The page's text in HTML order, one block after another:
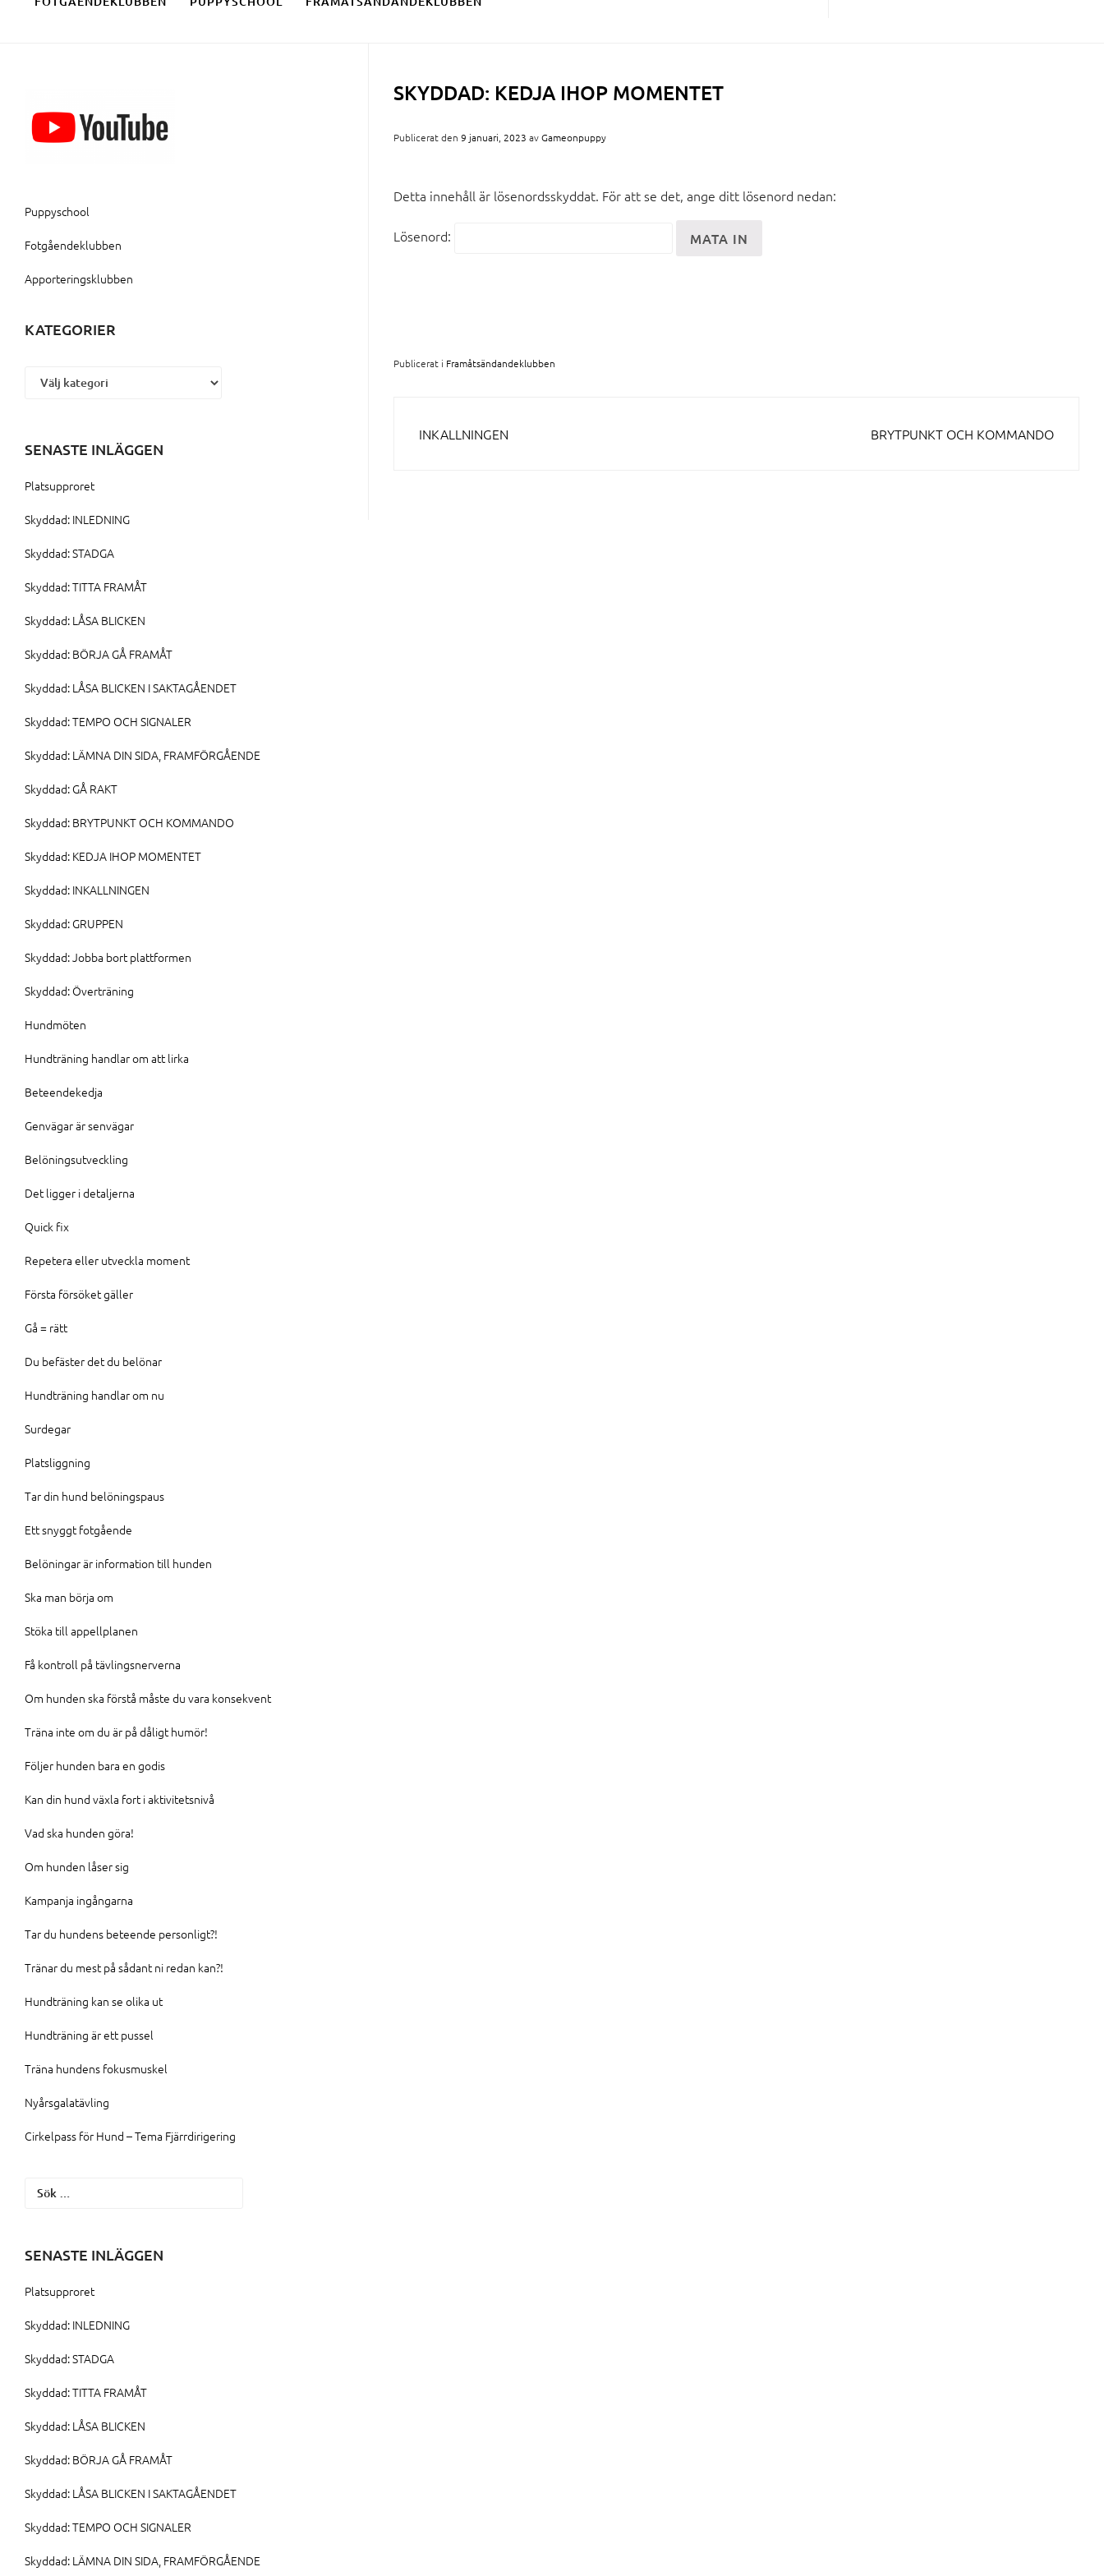
SKYDDAD: KEDJA IHOP MOMENTET
Publicerat den 9 januari, 2023 avGameonpuppy
Detta innehåll är lösenordsskyddat. För att se det, ange ditt lösenord nedan:
Lösenord:
Publicerat i Framåtsändandeklubben
INLÄGGSNAVIGERING
INKALLNINGEN BRYTPUNKT OCH KOMMANDO
Puppyschool
Fotgåendeklubben
Apporteringsklubben
KATEGORIER
SENASTE INLÄGGEN
Platsupproret
Skyddad: INLEDNING
Skyddad: STADGA
Skyddad: TITTA FRAMÅT
Skyddad: LÅSA BLICKEN
Skyddad: BÖRJA GÅ FRAMÅT
Skyddad: LÅSA BLICKEN I SAKTAGÅENDET
Skyddad: TEMPO OCH SIGNALER
Skyddad: LÄMNA DIN SIDA, FRAMFÖRGÅENDE
Skyddad: GÅ RAKT
Skyddad: BRYTPUNKT OCH KOMMANDO
Skyddad: KEDJA IHOP MOMENTET
Skyddad: INKALLNINGEN
Skyddad: GRUPPEN
Skyddad: Jobba bort plattformen
Skyddad: Överträning
Hundmöten
Hundträning handlar om att lirka
Beteendekedja
Genvägar är senvägar
Belöningsutveckling
Det ligger i detaljerna
Quick fix
Repetera eller utveckla moment
Första försöket gäller
Gå = rätt
Du befäster det du belönar
Hundträning handlar om nu
Surdegar
Platsliggning
Tar din hund belöningspaus
Ett snyggt fotgående
Belöningar är information till hunden
Ska man börja om
Stöka till appellplanen
Få kontroll på tävlingsnerverna
Om hunden ska förstå måste du vara konsekvent
Träna inte om du är på dåligt humör!
Följer hunden bara en godis
Kan din hund växla fort i aktivitetsnivå
Vad ska hunden göra!
Om hunden låser sig
Kampanja ingångarna
Tar du hundens beteende personligt?!
Tränar du mest på sådant ni redan kan?!
Hundträning kan se olika ut
Hundträning är ett pussel
Träna hundens fokusmuskel
Nyårsgalatävling
Cirkelpass för Hund – Tema Fjärrdirigering
Sök
SENASTE INLÄGGEN
Platsupproret
Skyddad: INLEDNING
Skyddad: STADGA
Skyddad: TITTA FRAMÅT
Skyddad: LÅSA BLICKEN
Skyddad: BÖRJA GÅ FRAMÅT
Skyddad: LÅSA BLICKEN I SAKTAGÅENDET
Skyddad: TEMPO OCH SIGNALER
Skyddad: LÄMNA DIN SIDA, FRAMFÖRGÅENDE